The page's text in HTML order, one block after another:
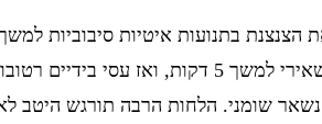
הצנצנת בתנועות איטיות סיבוביות
דקות. הוסיפי כמה טיפות מים והמשיכי בעיסוי כך שהתחליב יוכל לחדור עמוק לעור. בזמן העיסוי המרקם הופך לשמן. השאירי
שומני. הלחות הרבה תורגש היטב